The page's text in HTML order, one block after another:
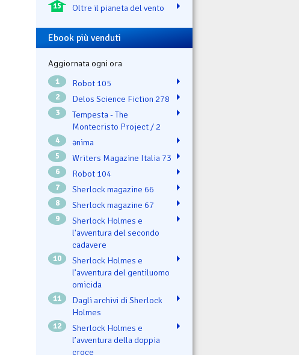
15 Oltre il pianeta del vento
Ebook più venduti
Aggiornata ogni ora
1 Robot 105
2 Delos Science Fiction 278
3
Tempesta - The
Montecristo Project / 2
4 ənima
5 Writers Magazine Italia 73
6 Robot 104
7 Sherlock magazine 66
8 Sherlock magazine 67
9
Sherlock Holmes e
l'avventura del secondo
cadavere
10
Sherlock Holmes e
l’avventura del gentiluomo
omicida
11
Dagli archivi di Sherlock
Holmes
12
Sherlock Holmes e
l’avventura della doppia
croce